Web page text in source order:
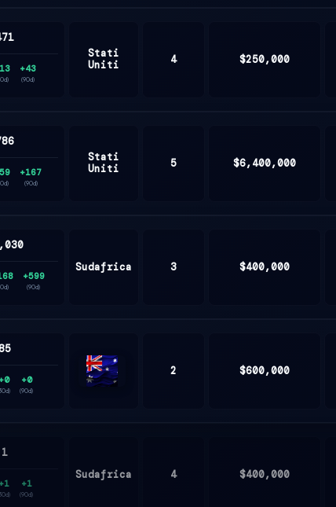
+43
(90d)
Stati
Uniti
4 $250,000
+167
(90d)
Stati
Uniti
5 $6,400,000
+599
(90d)
Sudafrica 3 $400,000
+0 +0
(90d)
2 $600,000
1
+1 +1
(90d)
Sudafrica 4 $400,000